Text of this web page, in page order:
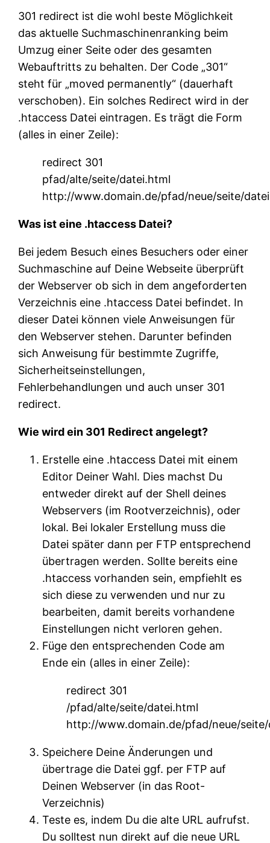
301 redirect ist die wohl beste Möglichkeit
das aktuelle Suchmaschinenranking beim
Umzug einer Seite oder des gesamten
Webauftritts zu behalten. Der Code „301“
steht für „moved permanently“ (dauerhaft
verschoben). Ein solches Redirect wird in der
.htaccess Datei eintragen. Es trägt die Form
(alles in einer Zeile):
redirect 301
pfad/alte/seite/datei.html
http://www.domain.de/pfad/neue/seite/
Was ist eine .htaccess Datei?
Bei jedem Besuch eines Besuchers oder einer
Suchmaschine auf Deine Webseite überprüft
der Webserver ob sich in dem angeforderten
Verzeichnis eine .htaccess Datei befindet. In
dieser Datei können viele Anweisungen für
den Webserver stehen. Darunter befinden
sich Anweisung für bestimmte Zugriffe,
Sicherheitseinstellungen,
Fehlerbehandlungen und auch unser 301
redirect.
Wie wird ein 301 Redirect angelegt?
Erstelle eine .htaccess Datei mit einem
Editor Deiner Wahl. Dies machst Du
entweder direkt auf der Shell deines
Webservers (im Rootverzeichnis), oder
lokal. Bei lokaler Erstellung muss die
Datei später dann per FTP entsprechend
übertragen werden. Sollte bereits eine
.htaccess vorhanden sein, empfiehlt es
sich diese zu verwenden und nur zu
bearbeiten, damit bereits vorhandene
Einstellungen nicht verloren gehen.
Füge den entsprechenden Code am
Ende ein (alles in einer Zeile):
redirect 301
/pfad/alte/seite/datei.html
http://www.domain.de/pfad/neue/
Speichere Deine Änderungen und
übertrage die Datei ggf. per FTP auf
Deinen Webserver (in das Root-
Verzeichnis)
Teste es, indem Du die alte URL aufrufst.
Du solltest nun direkt auf die neue URL